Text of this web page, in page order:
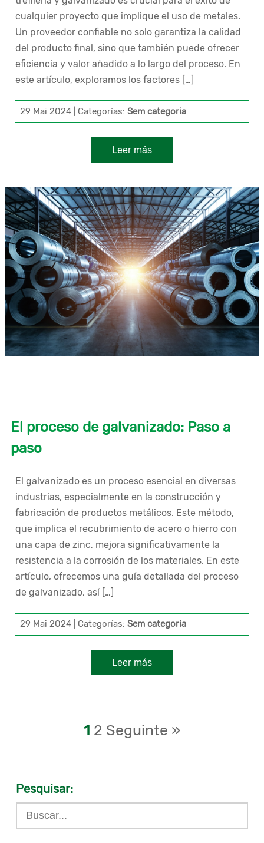
cualquier proyecto que implique el uso de metales.
Un proveedor confiable no solo garantiza la calidad
del producto final, sino que también puede ofrecer
eficiencia y valor añadido a lo largo del proceso. En
este artículo, exploramos los factores […]
29 Mai 2024| Categorías: Sem categoria
Leer más
El proceso de galvanizado: Paso a
paso
El galvanizado es un proceso esencial en diversas
industrias, especialmente en la construcción y
fabricación de productos metálicos. Este método,
que implica el recubrimiento de acero o hierro con
una capa de zinc, mejora significativamente la
resistencia a la corrosión de los materiales. En este
artículo, ofrecemos una guía detallada del proceso
de galvanizado, así […]
29 Mai 2024| Categorías: Sem categoria
Leer más
1 2 Seguinte »
Pesquisar: